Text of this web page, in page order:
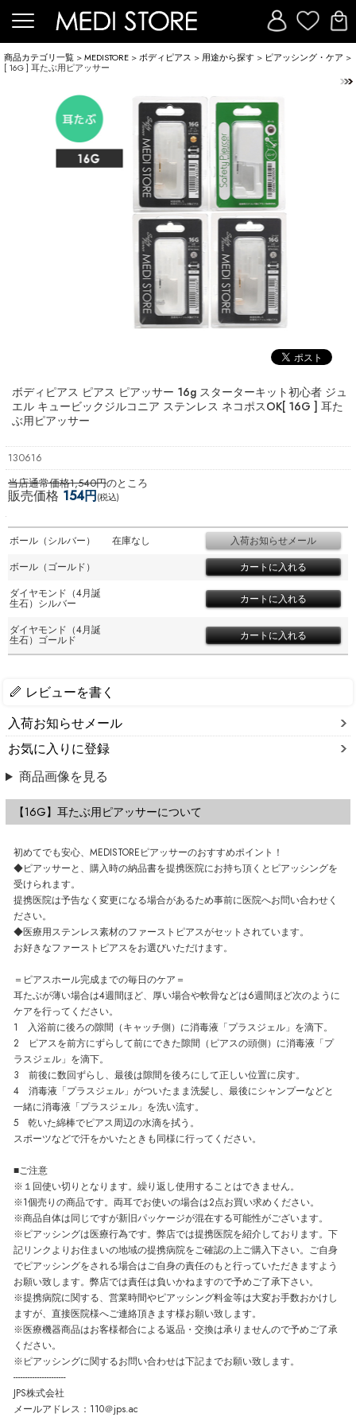
商品カテゴリ一覧 >MEDISTORE >ボディピアス > 用途から探す > ピアッシング・ケア >
[ 16G ] 耳たぶ用ピアッサー
ボディピアス ピアス ピアッサー 16g スターターキット初心者 ジュ
エル キュービックジルコニア ステンレス ネコポスOK[ 16G ] 耳た
ぶ用ピアッサー
130616
当店通常価格1,540円のところ
販売価格 154円(税込)
ボール（シルバー）
在庫なし
ボール（ゴールド）
ダイヤモンド（4月誕
生石）シルバー
ダイヤモンド（4月誕
生石）ゴールド
レビューを書く
入荷お知らせメール
お気に入りに登録
商品画像を見る
【16G】耳たぶ用ピアッサーについて
初めてでも安心、MEDISTOREピアッサーのおすすめポイント！
◆ピアッサーと、購入時の納品書を提携医院にお持ち頂くとピアッシングを
受けられます。
提携医院は予告なく変更になる場合があるため事前に医院へお問い合わせく
ださい。
◆医療用ステンレス素材のファーストピアスがセットされています。
お好きなファーストピアスをお選びいただけます。
＝ピアスホール完成までの毎日のケア＝
耳たぶが薄い場合は4週間ほど、厚い場合や軟骨などは6週間ほど次のように
ケアを行ってください。
1 入浴前に後ろの隙間（キャッチ側）に消毒液「プラスジェル」を滴下。
2 ピアスを前方にずらして前にできた隙間（ピアスの頭側）に消毒液「プ
ラスジェル」を滴下。
3 前後に数回ずらし、最後は隙間を後ろにして正しい位置に戻す。
4 消毒液「プラスジェル」がついたまま洗髪し、最後にシャンプーなどと
一緒に消毒液「プラスジェル」を洗い流す。
5 乾いた綿棒でピアス周辺の水滴を拭う。
スポーツなどで汗をかいたときも同様に行ってください。
■ご注意
※１回使い切りとなります。繰り返し使用することはできません。
※1個売りの商品です。両耳でお使いの場合は2点お買い求めください。
※商品自体は同じですが新旧パッケージが混在する可能性がございます。
※ピアッシングは医療行為です。弊店では提携医院を紹介しております。下
記リンクよりお住まいの地域の提携病院をご確認の上ご購入下さい。ご自身
でピアッシングをされる場合はご自身の責任のもと行っていただきますよう
お願い致します。弊店では責任は負いかねますので予めご了承下さい。
※提携病院に関する、営業時間やピアッシング料金等は大変お手数おかけし
ますが、直接医院様へご連絡頂きます様お願い致します。
※医療機器商品はお客様都合による返品・交換は承りませんので予めご了承
ください。
※ピアッシングに関するお問い合わせは下記までお願い致します。
----------------------
JPS株式会社
メールアドレス：110＠jps.ac